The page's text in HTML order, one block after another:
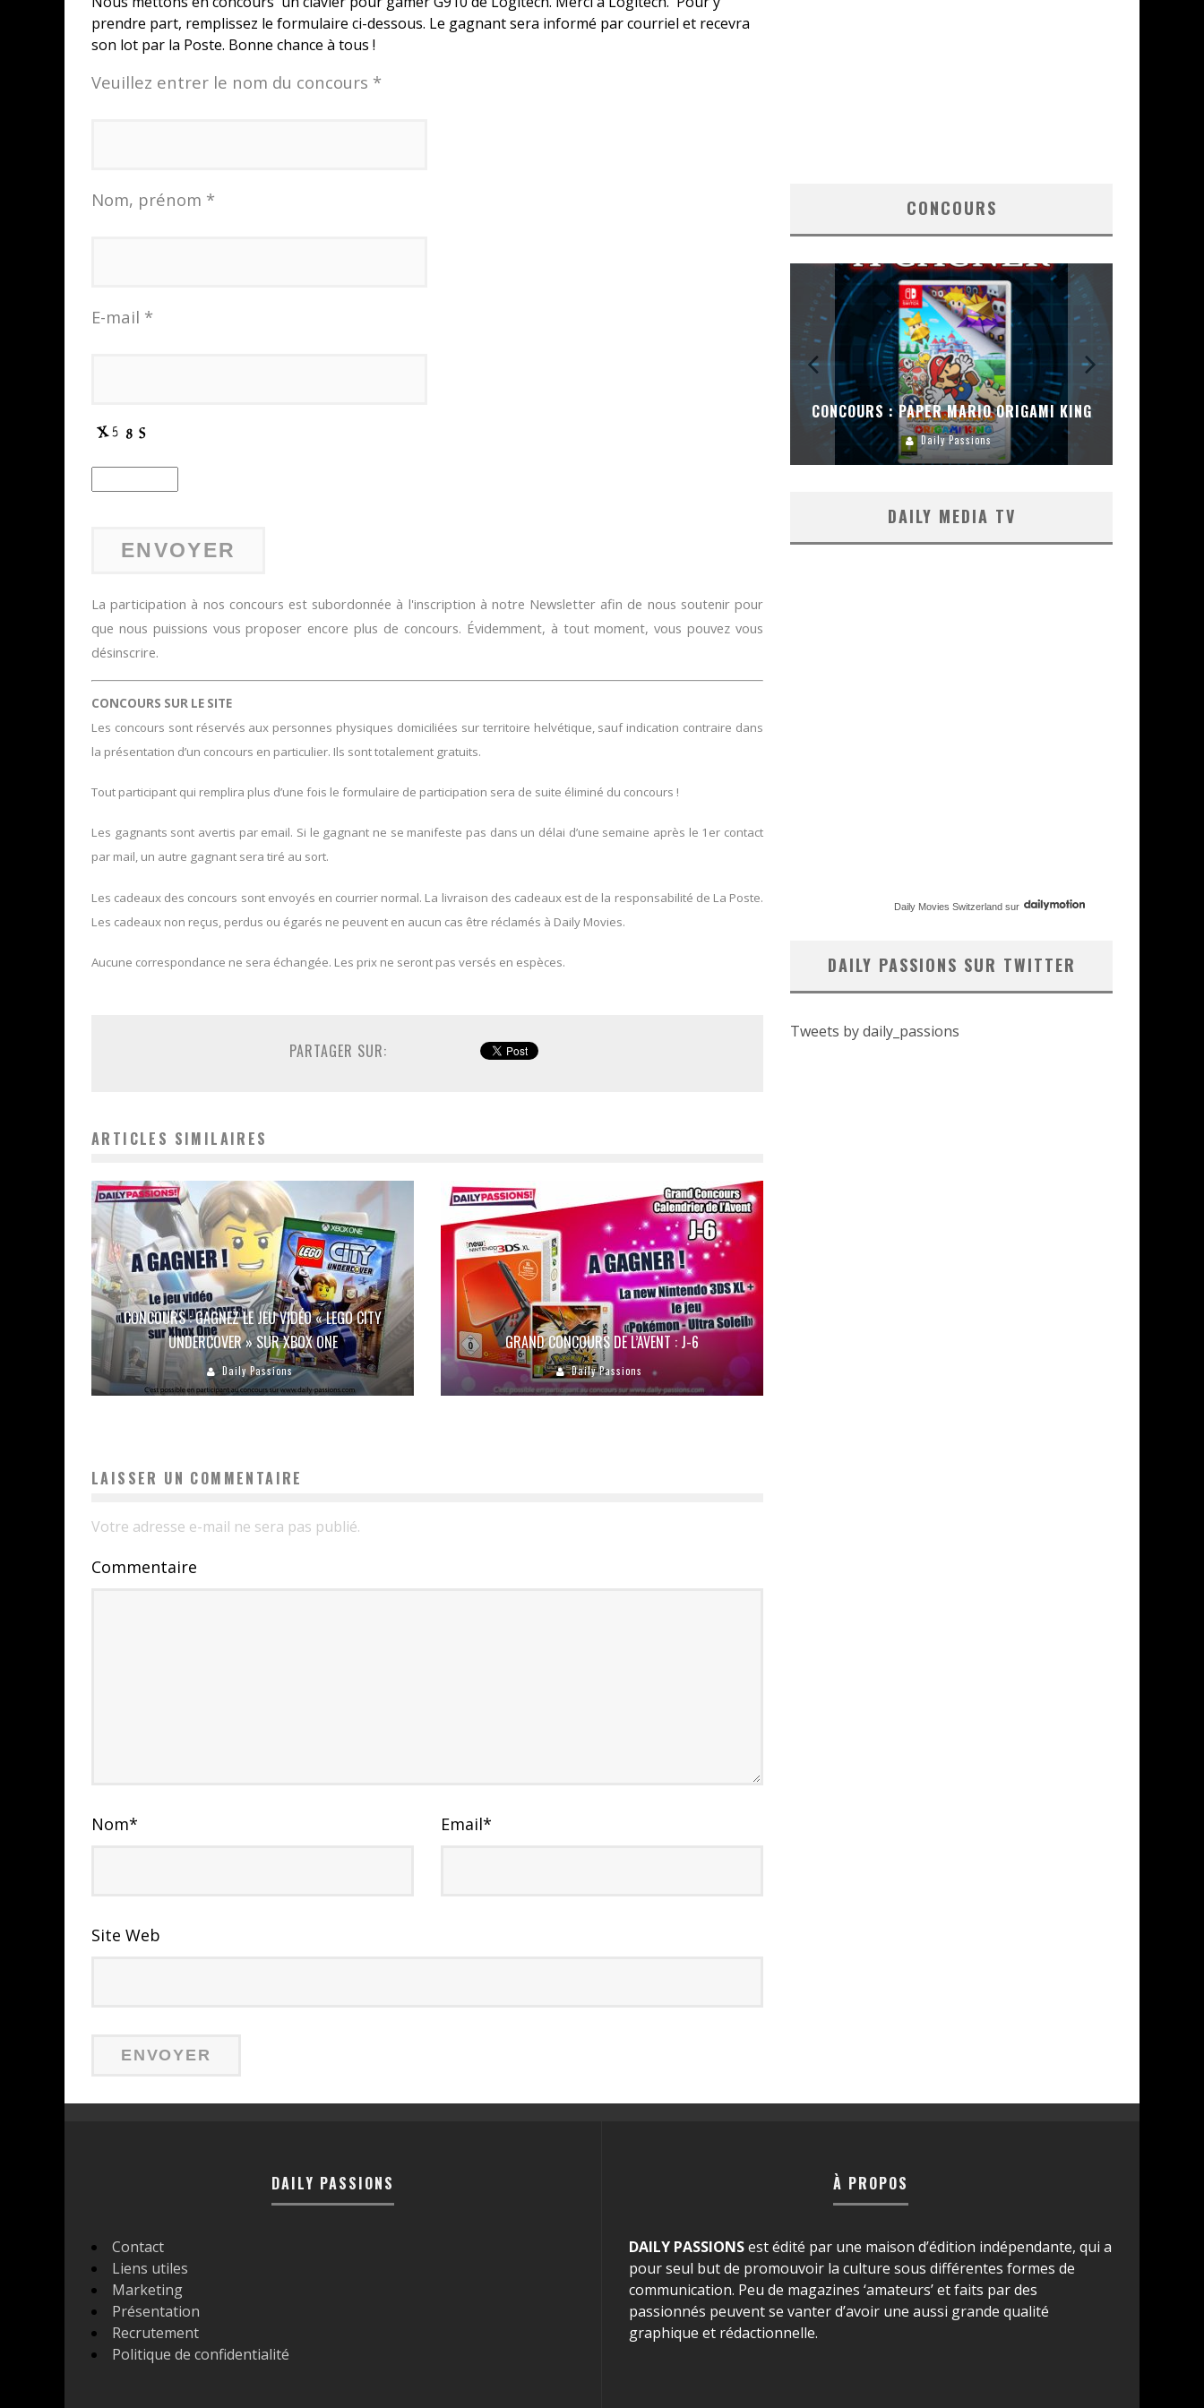
prendre part, remplissez le formulaire ci-dessous. Le gagnant sera informé par courriel et recevra
son lot par la Poste. Bonne chance à tous !
Veuillez entrer le nom du concours *
Nom, prénom *
E-mail *
La participation à nos concours est subordonnée à l'inscription à notre Newsletter afin de nous soutenir pour
que nous puissions vous proposer encore plus de concours. Évidemment, à tout moment, vous pouvez vous
désinscrire.
CONCOURS SUR LE SITE
Les concours sont réservés aux personnes physiques domiciliées sur territoire helvétique, sauf indication contraire dans
la présentation d’un concours en particulier. Ils sont totalement gratuits.
Tout participant qui remplira plus d’une fois le formulaire de participation sera de suite éliminé du concours !
Les gagnants sont avertis par email. Si le gagnant ne se manifeste pas dans un délai d’une semaine après le 1er contact
par mail, un autre gagnant sera tiré au sort.
Les cadeaux des concours sont envoyés en courrier normal. La livraison des cadeaux est de la responsabilité de La Poste.
Les cadeaux non reçus, perdus ou égarés ne peuvent en aucun cas être réclamés à Daily Movies.
Aucune correspondance ne sera échangée. Les prix ne seront pas versés en espèces.
PARTAGER SUR:
ARTICLES SIMILAIRES
CONCOURS : GAGNEZ LE JEU VIDÉO « LEGO CITY
UNDERCOVER » SUR XBOX ONE
Daily Passions
GRAND CONCOURS DE L’AVENT : J-6
Daily Passions
LAISSER UN COMMENTAIRE
Votre adresse e-mail ne sera pas publié.
Commentaire
Nom* Email*
Site Web
CONCOURS
CONCOURS : PAPER MARIO ORIGAMI KING
Daily Passions
DAILY MEDIA TV
Daily Movies Switzerland sur
DAILY PASSIONS SUR TWITTER
Tweets by daily_passions
DAILY PASSIONS
Contact
Liens utiles
Marketing
Présentation
Recrutement
Politique de confidentialité
À PROPOS
DAILY PASSIONSest édité par une maison d’édition indépendante, qui a
pour seul but de promouvoir la culture sous différentes formes de
communication. Peu de magazines ‘amateurs’ et faits par des
passionnés peuvent se vanter d’avoir une aussi grande qualité
graphique et rédactionnelle.